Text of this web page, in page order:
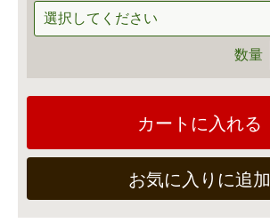
数量
カートに入れる
お気に入りに追加